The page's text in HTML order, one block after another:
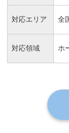
対応エリア 全
対応領域 ホ